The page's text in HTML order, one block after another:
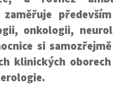
zaměřuje
onkologii,
si
klinických